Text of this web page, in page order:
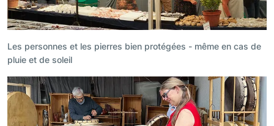
Les personnes et les pierres bien protégées - même en cas de
pluie et de soleil